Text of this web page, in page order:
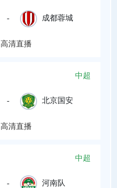
- 成都蓉城
高清直播
中超
- 北京国安
高清直播
中超
- 河南队